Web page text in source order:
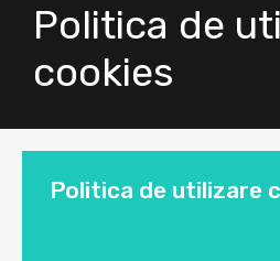
Politica de
cookies
Politica de utilizare